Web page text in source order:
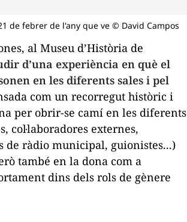
de febrer de l'any que ve © David Campos
, al Museu d’Història de
d’una experiència en què el
en les diferents sales i pel
com un recorregut històric i
per obrir-se camí en les diferents
col·laboradores externes,
de ràdio municipal, guionistes...)
també en la dona com a
dins dels rols de gènere